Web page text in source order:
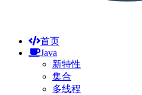
首页
Java
新特性
集合
多线程